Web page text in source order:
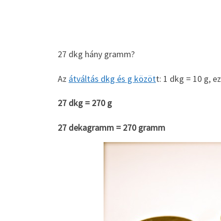
27 dkg hány gramm?
Az átváltás dkg és g között: 1 dkg = 10 g,
27 dkg = 270 g
27 dekagramm = 270 gramm